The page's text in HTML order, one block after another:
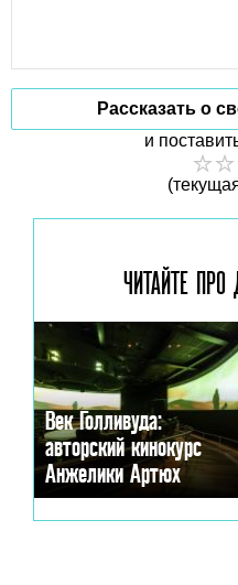
Рассказать о
и
ЧИТАЙТЕ ПРО
Век Голливуда:
авторский кинокурс
Анжелики Артюх